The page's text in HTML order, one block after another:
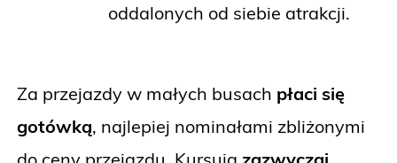
oddalonych od siebie atrakcji.
Za przejazdy w małych busach płaci się
gotówką, najlepiej nominałami zbliżonymi